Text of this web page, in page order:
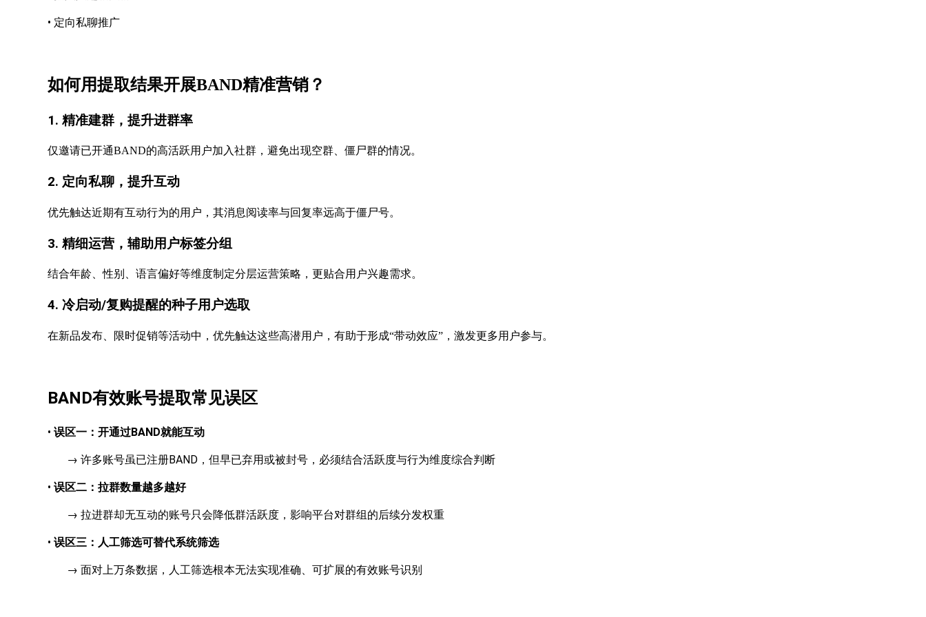
• 定向私聊推广
如何用提取结果开展BAND精准营销？
1. 精准建群，提升进群率
仅邀请已开通BAND的高活跃用户加入社群，避免出现空群、僵尸群的情况。
2. 定向私聊，提升互动
优先触达近期有互动行为的用户，其消息阅读率与回复率远高于僵尸号。
3. 精细运营，辅助用户标签分组
结合年龄、性别、语言偏好等维度制定分层运营策略，更贴合用户兴趣需求。
4. 冷启动/复购提醒的种子用户选取
在新品发布、限时促销等活动中，优先触达这些高潜用户，有助于形成“带动效应”，激发更多用户参与。
BAND有效账号提取常见误区
• 误区一：开通过BAND就能互动
→ 许多账号虽已注册BAND，但早已弃用或被封号，必须结合活跃度与行为维度综合判断
• 误区二：拉群数量越多越好
→ 拉进群却无互动的账号只会降低群活跃度，影响平台对群组的后续分发权重
• 误区三：人工筛选可替代系统筛选
→ 面对上万条数据，人工筛选根本无法实现准确、可扩展的有效账号识别